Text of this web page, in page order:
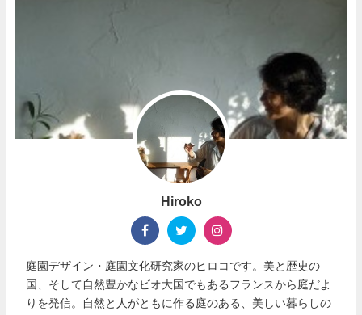
Hiroko
庭園デザイン・庭園文化研究家のヒロコです。美と歴史の
国、そして自然豊かなビオ大国でもあるフランスから庭だよ
りを発信。自然と人がともに作る庭のある、美しい暮らしの